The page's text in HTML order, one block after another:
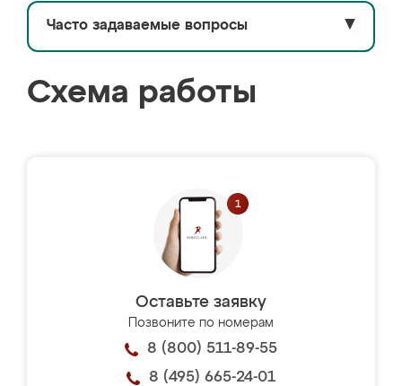
Часто задаваемые вопросы ▼
Схема работы
Оставьте заявку
Позвоните по номерам
8 (800) 511-89-55
8 (495) 665-24-01